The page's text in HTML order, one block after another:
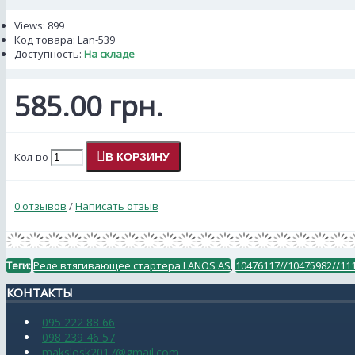
Views: 899
Код товара: Lan-539
Доступность: На складе
585.00 грн.
Кол-во В КОРЗИНУ
0 отзывов /Написать отзыв
Теги:Реле втягивающее стартера LANOS АS, 10476117//10475982//
КОНТАКТЫ
095 222 88 66
098 239 46 57